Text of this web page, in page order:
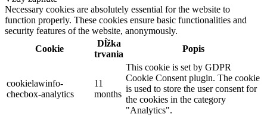
Necessary cookies are absolutely essential for the website to
function properly. These cookies ensure basic functionalities and
security features of the website, anonymously.
Cookie
Dĺžka
trvania
Popis
cookielawinfo-
checbox-analytics
11
months
This cookie is set by GDPR
Cookie Consent plugin. The cookie
is used to store the user consent for
the cookies in the category
"Analytics".